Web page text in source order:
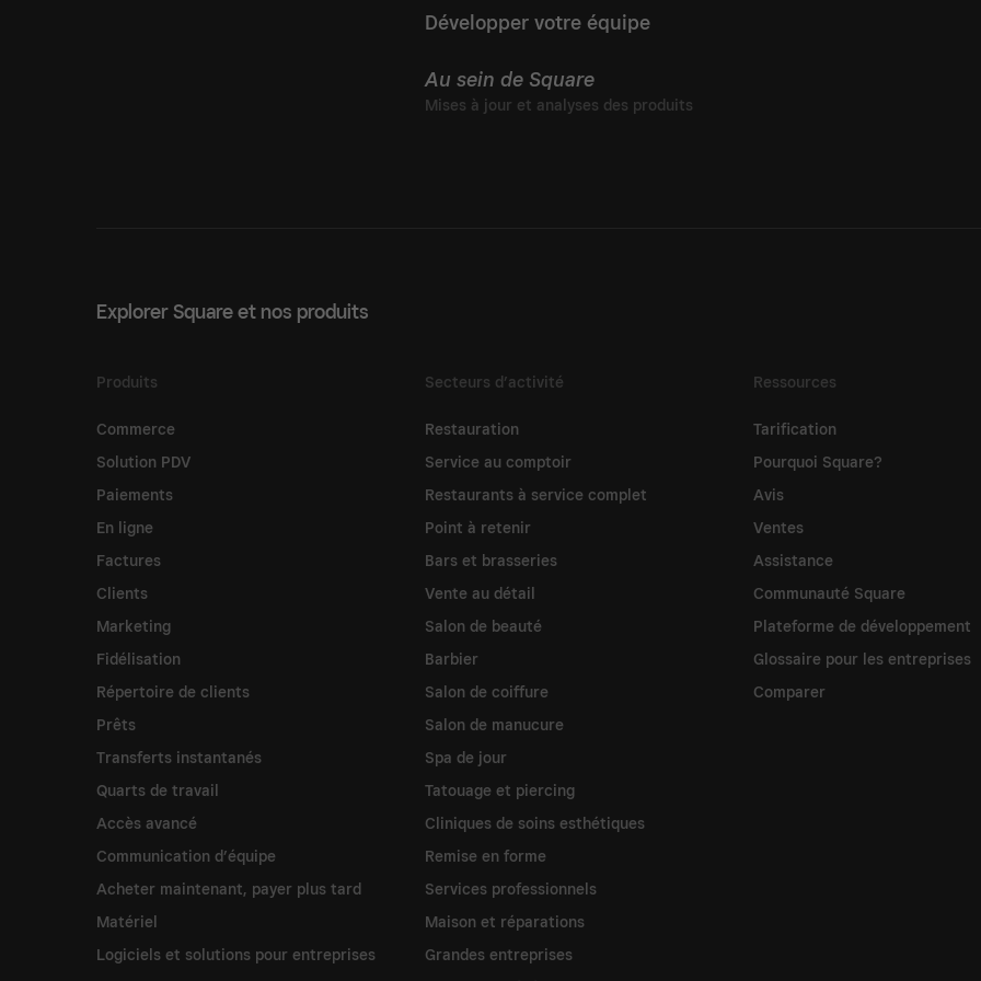
Développer votre équipe
Au sein de Square
Explorer Square et nos produits
Produits
Commerce
Solution PDV
Paiements
En ligne
Factures
Clients
Marketing
Fidélisation
Répertoire de clients
Prêts
Transferts instantanés
Quarts de travail
Accès avancé
Communication d’équipe
Acheter maintenant, payer plus tard
Matériel
Logiciels et solutions pour entreprises
Secteurs d’activité
Restauration
Service au comptoir
Restaurants à service complet
Point à retenir
Bars et brasseries
Vente au détail
Salon de beauté
Barbier
Salon de coiffure
Salon de manucure
Spa de jour
Tatouage et piercing
Cliniques de soins esthétiques
Remise en forme
Services professionnels
Maison et réparations
Grandes entreprises
Ressources
Tarification
Pourquoi Square?
Avis
Ventes
Assistance
Communauté Square
Plateforme de développement
Glossaire pour les entreprises
Comparer